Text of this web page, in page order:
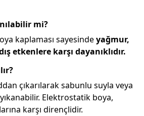
mi?
kaplaması sayesindeyağmur,
etkenlere karşı dayanıklıdır.
çıkarılarak sabunlu suyla veya
Elektrostatik boya,
karşı dirençlidir.